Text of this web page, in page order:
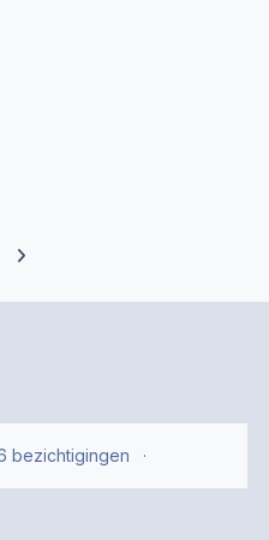
carousel slide
Next carousel slide
bezichtigingen